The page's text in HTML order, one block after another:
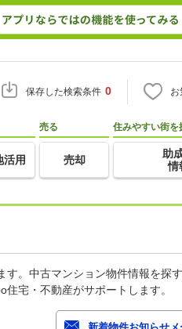
保存した検索条件 0 お
活用
売る
売却
住みやすい街を
助
情
。中古マンション物件情報を探
宅・不動産がサポートします。